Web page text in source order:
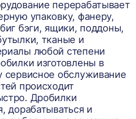
перерабатывает
упаковку, фанеру,
бэги, ящики, поддоны,
тканые и
любой степени
изготовлены в
сервисное обслуживание
происходит
Дробилки
дорабатываться и